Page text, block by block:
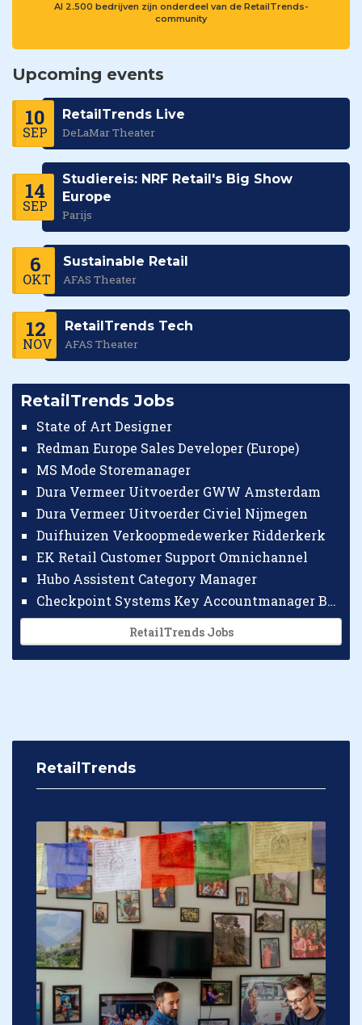
Al 2.500 bedrijven zijn onderdeel van de RetailTrends-
community
Upcoming events
10
SEP
RetailTrends Live
DeLaMar Theater
14
SEP
Studiereis: NRF Retail's Big Show
Europe
Parijs
6
OKT
Sustainable Retail
AFAS Theater
12
NOV
RetailTrends Tech
AFAS Theater
RetailTrends Jobs
State of Art Designer
Redman Europe Sales Developer (Europe)
MS Mode Storemanager
Dura Vermeer Uitvoerder GWW Amsterdam
Dura Vermeer Uitvoerder Civiel Nijmegen
Duifhuizen Verkoopmedewerker Ridderkerk
EK Retail Customer Support Omnichannel
Hubo Assistent Category Manager
Checkpoint Systems Key Accountmanager Benelux
RetailTrends Jobs
RetailTrends